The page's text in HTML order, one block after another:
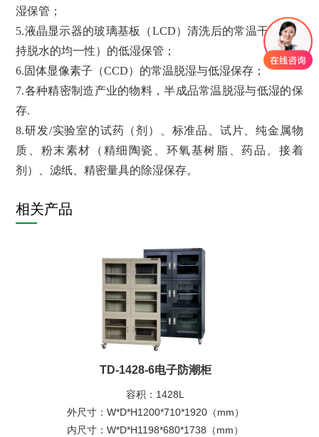
湿保管；
5.液晶显示器的玻璃基板（LCD）清洗后的常温干燥（保
持脱水的均一性）的低湿保管；
6.固体显像素子（CCD）的常温脱湿与低湿保存；
7.各种精密制造产业的物料，半成品常温脱湿与低湿的保
存.
8.研发/实验室的试药（剂）、标准品、试片、纯金属物
质、粉末素材（精细陶瓷、环氧基树脂、药品、接着
剂）、滤纸、精密量具的除湿保存。
相关产品
TD-1428-6电子防潮柜
容积：1428L
外尺寸：W*D*H1200*710*1920（mm）
内尺寸：W*D*H1198*680*1738（mm）